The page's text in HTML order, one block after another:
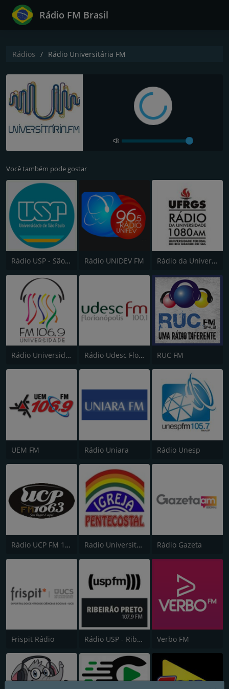
Rádio FM Brasil
Rádios Rádio Universitária FM
Você também pode gostar
Rádio USP - São Paulo Rádio UNIDEV FM Rádio da Universidade
Rádio Universidade FM 106.9 Rádio Udesc Florianópolis 100.1 RUC FM
UEM FM Rádio Uniara Rádio Unesp
Rádio UCP FM 106.3 Radio Universitária Metropolitana 1350 AM Rádio Gazeta
Frispit Rádio Rádio USP - Ribeirão Preto Verbo FM